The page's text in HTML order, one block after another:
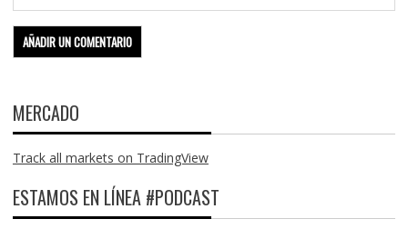
MERCADO
Track all markets on TradingView
ESTAMOS EN LÍNEA #PODCAST